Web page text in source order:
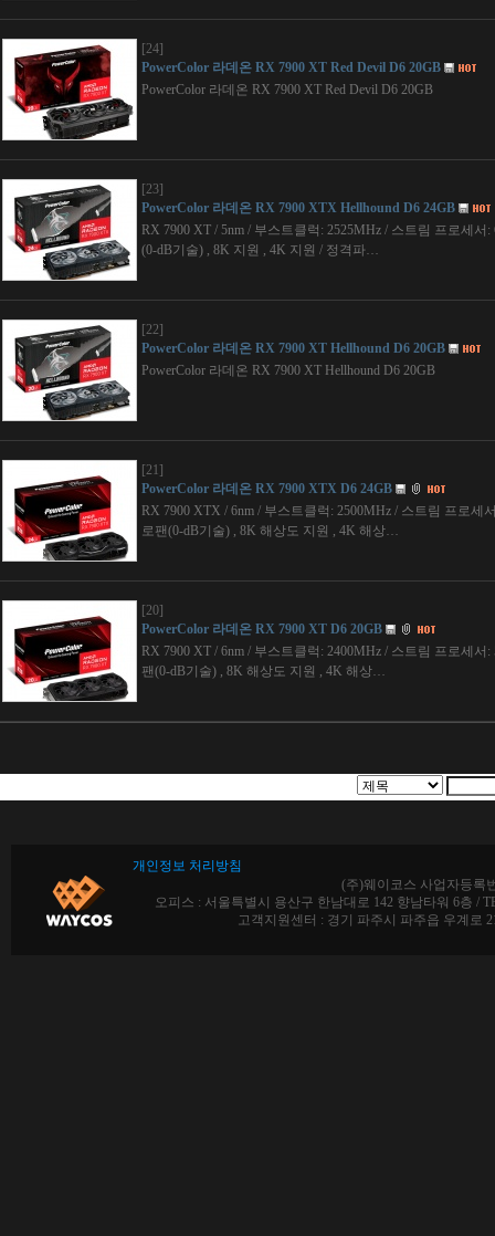
[24]
PowerColor 라데온 RX 7900 XT Red Devil D6 20GB
PowerColor 라데온 RX 7900 XT Red Devil D6 20GB
[23]
PowerColor 라데온 RX 7900 XTX Hellhound D6 24GB
RX 7900 XT / 5nm / 부스트클럭: 2525MHz / 스트림 프로세
(0-dB기술) , 8K 지원 , 4K 지원 / 정격파…
[22]
PowerColor 라데온 RX 7900 XT Hellhound D6 20GB
PowerColor 라데온 RX 7900 XT Hellhound D6 20GB
[21]
PowerColor 라데온 RX 7900 XTX D6 24GB
RX 7900 XTX / 6nm / 부스트클럭: 2500MHz / 스트림 프로세
로팬(0-dB기술) , 8K 해상도 지원 , 4K 해상…
[20]
PowerColor 라데온 RX 7900 XT D6 20GB
RX 7900 XT / 6nm / 부스트클럭: 2400MHz / 스트림 프로세
팬(0-dB기술) , 8K 해상도 지원 , 4K 해상…
개인정보 처리방침
(주)웨이코스 사업자등록
오피스 : 서울특별시 용산구 한남대로 142 향남타워 6층 /
고객지원센터 : 경기 파주시 파주읍 우계로